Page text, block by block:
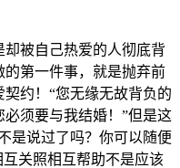
被自己热爱的人彻底背
第一件事，就是抛弃前
约！“您无缘无故背负的
须要与我结婚！”但是这
是说过了吗？你可以随便
关照相互帮助不是应该